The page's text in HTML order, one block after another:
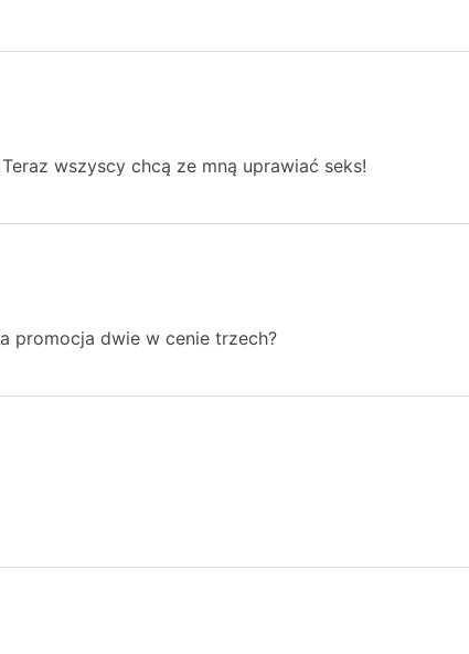
wszyscy chcą ze mną uprawiać seks!
promocja dwie w cenie trzech?